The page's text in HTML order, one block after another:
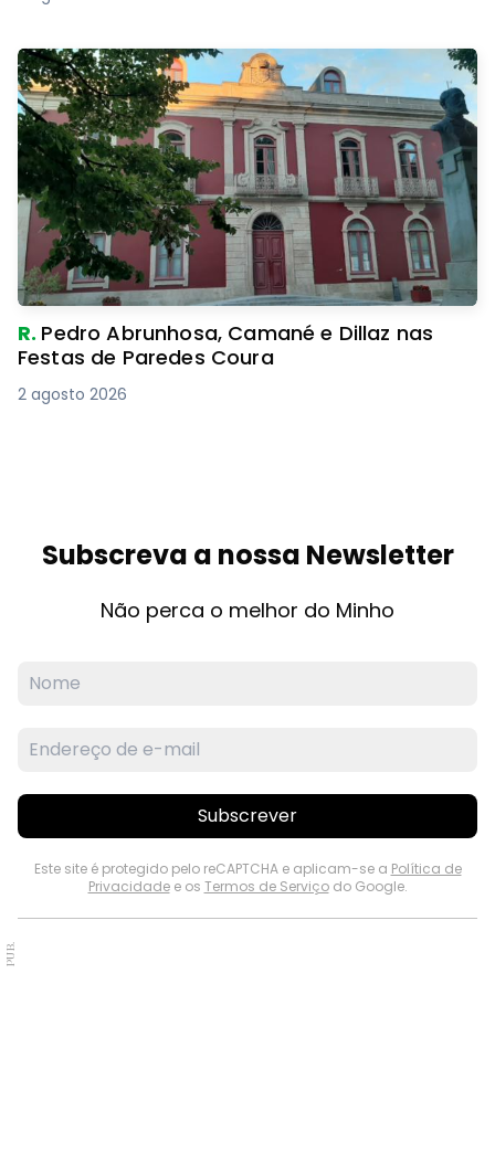
R. Pedro Abrunhosa, Camané e Dillaz nas
Festas de Paredes Coura
2 agosto 2026
Subscreva a nossa Newsletter
Não perca o melhor do Minho
Subscrever
Este site é protegido pelo reCAPTCHA e aplicam-se a Política de
Privacidadee os Termos de Serviçodo Google.
PUB.